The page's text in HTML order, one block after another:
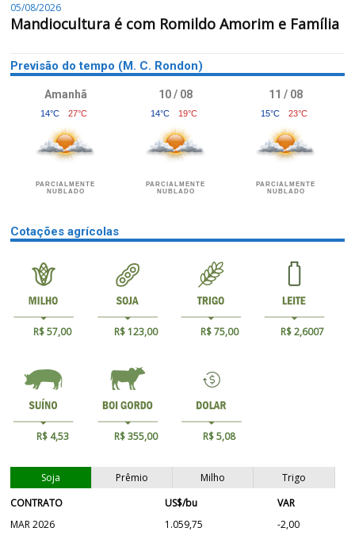
05/08/2026
Mandiocultura é com Romildo Amorim e Família
Previsão do tempo (M. C. Rondon)
Amanhã
14°C 27°C
PARCIALMENTE
NUBLADO
10 / 08
14°C 19°C
PARCIALMENTE
NUBLADO
11 / 08
15°C 23°C
PARCIALMENTE
NUBLADO
Cotações agrícolas
R$ 57,00 R$ 123,00 R$ 75,00 R$ 2,6007
R$ 4,53 R$ 355,00 R$ 5,08
Soja Prêmio Milho
Trigo
CONTRATO
US$/bu
VAR
MAR 2026
1.059,75 -2,00